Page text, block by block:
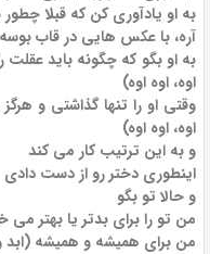
به او یادآوری کن که قبلا
آره، با عکس هایی در قاب
به او بگو که چگونه باید عقلت
اوه، اوه اوه)
وقتی او را تنها گذاشتی و هرگز
اوه، اوه اوه)
و به این ترتیب کار می کند
اینطوری دختر رو از دست دادی
و حالا تو بگو
من تو را برای بدتر یا بهتر می
من برای همیشه و همیشه